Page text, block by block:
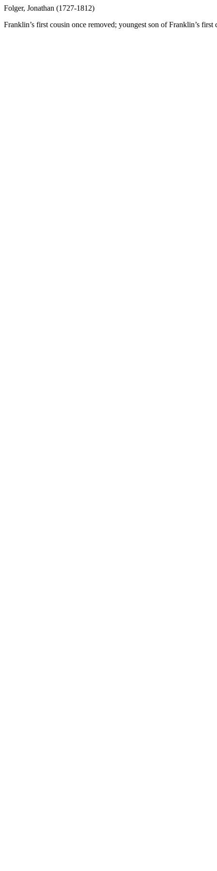
Folger, Jonathan (1727-1812)
Franklin’s first cousin once removed; youngest son of Franklin’s first